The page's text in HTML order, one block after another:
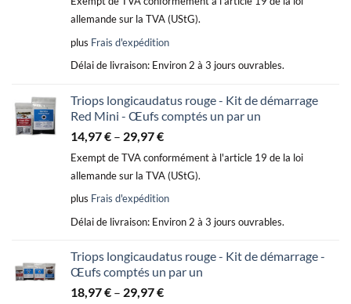
allemande sur la TVA (UStG).
plus Frais d'expédition
Délai de livraison: Environ 2 à 3 jours ouvrables.
Triops longicaudatus rouge - Kit de démarrage
Red Mini - Œufs comptés un par un
14,97€ – 29,97€
Exempt de TVA conformément à l'article 19 de la loi
allemande sur la TVA (UStG).
plus Frais d'expédition
Délai de livraison: Environ 2 à 3 jours ouvrables.
Triops longicaudatus rouge - Kit de démarrage -
Œufs comptés un par un
18,97€ – 29,97€